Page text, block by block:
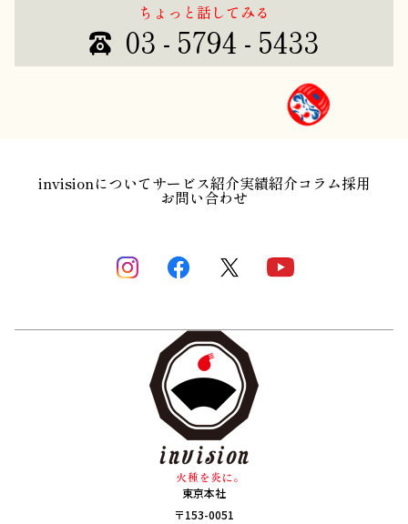
ちょっと話してみる
03 - 5794 - 5433
invisionについてサービス紹介実績紹介コラム採用
お問い合わせ
東京本社
〒153-0051